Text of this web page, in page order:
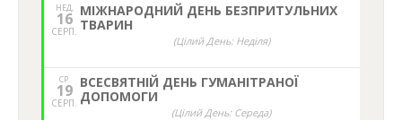
НЕД,
16
СЕРП.
МІЖНАРОДНИЙ ДЕНЬ БЕЗПРИТУЛЬНИХ
ТВАРИН
(Цілий День: Неділя)
СР.
19
СЕРП.
ВСЕСВЯТНІЙ ДЕНЬ ГУМАНІТРАНОЇ
ДОПОМОГИ
(Цілий День: Середа)